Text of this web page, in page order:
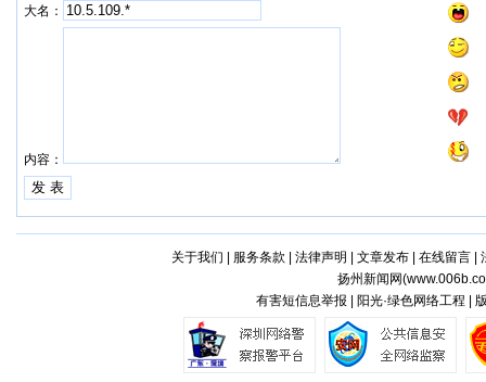
大名：
内容：
关于我们 服务条款 法律声明 文章发布| 在线留言|
扬州新闻网(
有害短信息举报 | 阳光·绿色网络工程 |